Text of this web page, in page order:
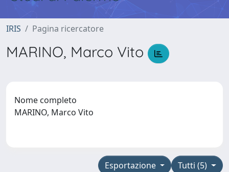
IRIS Pagina ricercatore
MARINO, Marco Vito
Nome completo
MARINO, Marco Vito
Tutti (5)
Esportazione